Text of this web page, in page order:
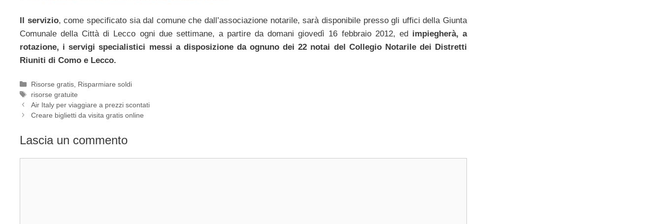
Il servizio, come specificato sia dal comune che dall’associazione notarile, sarà disponibile presso gli uffici della Giunta
Comunale della Città di Lecco ogni due settimane, a partire da domani giovedì 16 febbraio 2012, edimpiegherà, a
rotazione, i servigi specialistici messi a disposizione da ognuno dei 22 notai del Collegio Notarile dei Distretti
Riuniti di Como e Lecco.
Categorie
Risorse gratis Risparmiare soldi
Tag
risorse gratuite
Air Italy per viaggiare a prezzi scontati
Creare biglietti da visita gratis online
Lascia un commento